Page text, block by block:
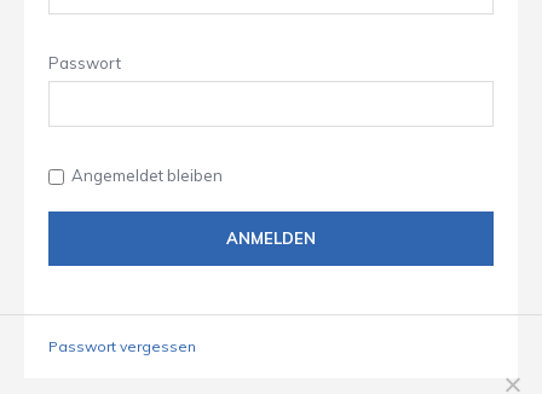
Passwort
Angemeldet bleiben
Passwort vergessen